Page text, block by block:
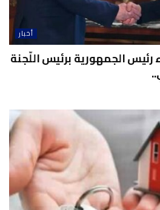
أخبار
رئيس الجمهورية برئيس اللّجنة